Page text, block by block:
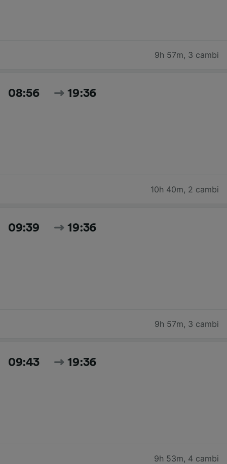
9h 57m, 3 cambi
08:56 19:36
10h 40m, 2 cambi
09:39 19:36
9h 57m, 3 cambi
09:43 19:36
9h 53m, 4 cambi